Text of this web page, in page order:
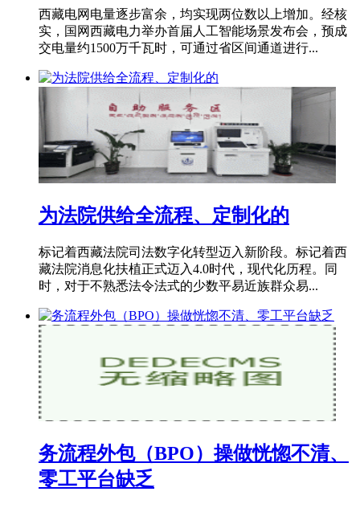
西藏电网电量逐步富余，均实现两位数以上增加。经核
实，国网西藏电力举办首届人工智能场景发布会，预成
交电量约1500万千瓦时，可通过省区间通道进行...
为法院供给全流程、定制化的
标记着西藏法院司法数字化转型迈入新阶段。标记着西
藏法院消息化扶植正式迈入4.0时代，现代化历程。同
时，对于不熟悉法令法式的少数平易近族群众易...
务流程外包（BPO）操做恍惚不清、
零工平台缺乏